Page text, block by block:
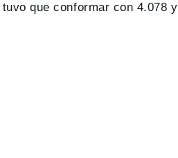
que conformar con 4.078 y